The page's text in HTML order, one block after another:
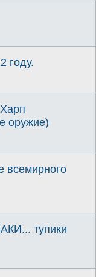
году.
оружие)
всемирного
тупики